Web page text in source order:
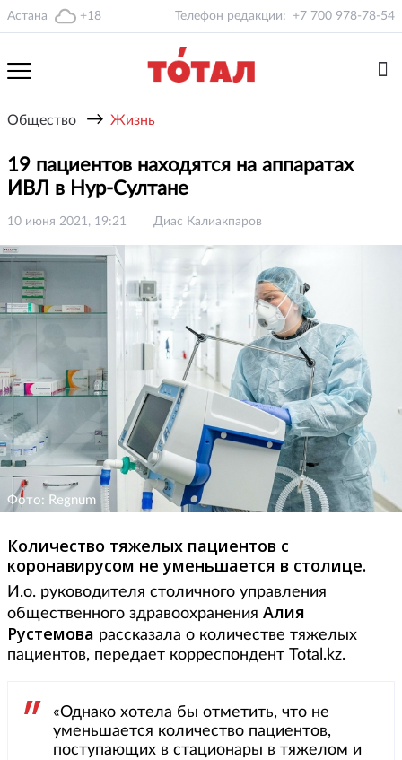
Астана +18 Телефон редакции: +7 700 978-78-54
Общество → Жизнь
19 пациентов находятся на аппаратах
ИВЛ в Нур-Султане
10 июня 2021, 19:21 Диас Калиакпаров
Фото: Regnum
Количество тяжелых пациентов с
коронавирусом не уменьшается в столице.
И.о. руководителя столичного управления
общественного здравоохранения Алия
Рустемова рассказала о количестве тяжелых
пациентов, передает корреспондент Total.kz.
«Однако хотела бы отметить, что не
уменьшается количество пациентов,
поступающих в стационары в тяжелом и